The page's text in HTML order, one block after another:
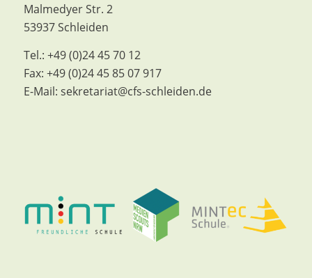
Malmedyer Str. 2
53937 Schleiden
Tel.: +49 (0)24 45 70 12
Fax: +49 (0)24 45 85 07 917
E-Mail: sekretariat@cfs-schleiden.de